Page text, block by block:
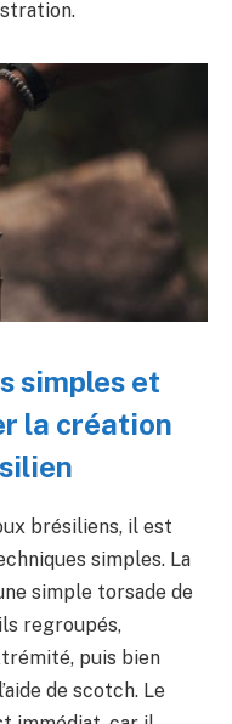
simples et
la création
brésiliens, il est
simples. La
simple torsade de
regroupés,
puis bien
de scotch. Le